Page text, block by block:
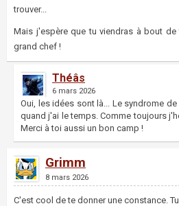
trouver...
Mais j'espère que tu viendras à bout
grand chef !
Théâs
6 mars 2026
Oui, les idées sont là... Le syndrome
quand j'ai le temps. Comme toujours
Merci à toi aussi un bon camp !
Grimm
8 mars 2026
C'est cool de te donner une constance.